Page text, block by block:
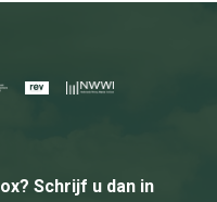
Schrijf u dan in